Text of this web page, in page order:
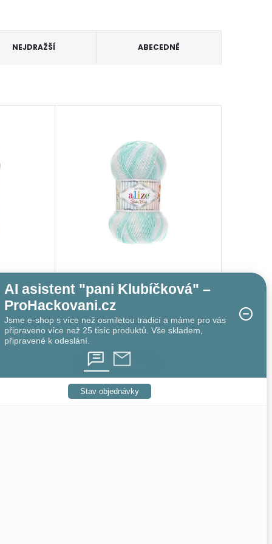
NEJDRAŽŠÍ ABECEDNĚ
12 ks
příze Baby Best Batik
6659 bílá a mentolová
57 Kč Skladem8 ks
DO KOŠÍKU
AI asistent "pani Klubíčková" –
ProHackovani.cz
Jsme e-shop s více než osmiletou tradicí a máme pro vás
připraveno více než 25 tisíc produktů. Vše skladem,
připravené k odeslání.
Stav objednávky